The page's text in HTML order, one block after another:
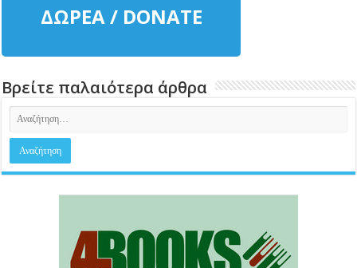
ΔΩΡΕΑ / DONATE
Βρείτε παλαιότερα άρθρα